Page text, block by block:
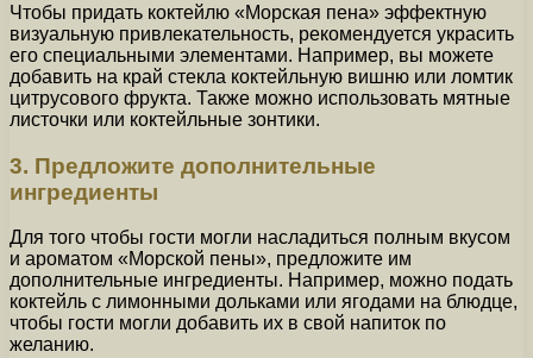
Чтобы придать коктейлю «Морская пена» эффектную
визуальную привлекательность, рекомендуется украсить
его специальными элементами. Например, вы можете
добавить на край стекла коктейльную вишню или ломтик
цитрусового фрукта. Также можно использовать мятные
листочки или коктейльные зонтики.
3. Предложите дополнительные
ингредиенты
Для того чтобы гости могли насладиться полным вкусом
и ароматом «Морской пены», предложите им
дополнительные ингредиенты. Например, можно подать
коктейль с лимонными дольками или ягодами на блюдце,
чтобы гости могли добавить их в свой напиток по
желанию.